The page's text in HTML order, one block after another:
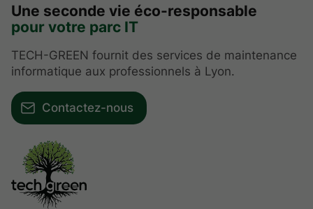
Une seconde vie éco-responsable
pour votre parc IT
TECH-GREEN fournit des services de maintenance
informatique aux professionnels à Lyon.
Contactez-nous